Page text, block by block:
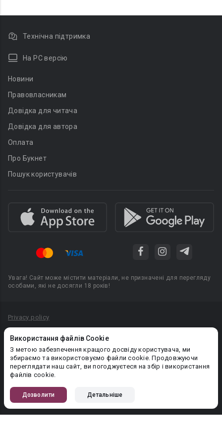
Використання файлів Cookie
З метою забезпечення кращого досвіду користувача, ми
збираємо та використовуємо файли cookie. Продовжуючи
переглядати наш сайт, ви погоджуєтеся на збір і використання
файлів cookie.
Дозволити Детальніше
Технічна підтримка
На PC версію
Новини
Правовласникам
Довідка для читача
Довідка для автора
Оплата
Про Букнет
Пошук користувачів
Увага! Сайт може містити матеріали, не призначені для перегляду
особами, які не досягли 18 років!
Privacy policy
Політика конфіденційності
Правила публікації авторського контенту
PR-вiддiл: pr@booknet.com
© 2026 Booknet. Всі права захищено.